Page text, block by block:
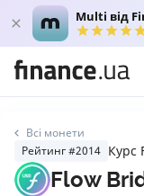
Multi від
Всі монети
Рейтинг #2014 Курс
Flow